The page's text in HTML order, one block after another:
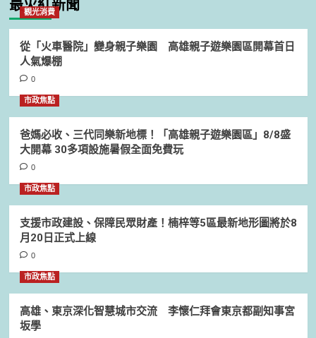
最火紅新聞
觀光消費
從「火車醫院」變身親子樂園 高雄親子遊樂園區開幕首日
人氣爆棚
0
市政焦點
爸媽必收、三代同樂新地標！「高雄親子遊樂園區」8/8盛
大開幕 30多項設施暑假全面免費玩
0
市政焦點
支援市政建設、保障民眾財產！楠梓等5區最新地形圖將於8
月20日正式上線
0
市政焦點
高雄、東京深化智慧城市交流 李懷仁拜會東京都副知事宮
坂學